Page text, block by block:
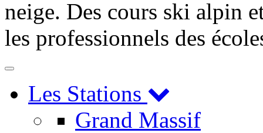
neige. Des cours ski alpin
les professionnels des
Toggle
Les Stations
Grand Massif